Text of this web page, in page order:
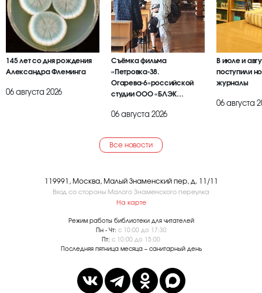
145 лет со дня рождения
Александра Флеминга
06 августа 2026
Съёмка фильма
«Петровка-38.
Огарева-6»российской
студии ООО «БЛЭК
06 августа 2026
В июле и
поступили
журналы
06 августа
Все новости
119991, Москва, Малый Знаменский пер, д. 11/11
Вход со стороны Малого Знаменского переулка
На карте
Режим работы библиотеки для читателей
Пн - Чт: с 10:00 до 17:30
Пт: с 10:00 до 15:00
Последняя пятница месяца – санитарный день